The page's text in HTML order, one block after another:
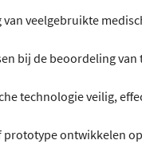
veelgebruikte
bij de beoordeling
technologie veilig,
ontwikkelen